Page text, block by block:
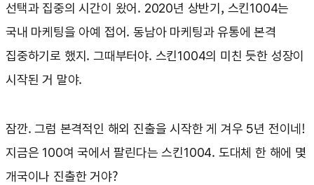
선택과 집중의 시간이 왔어. 2020년 상반기, 스킨1004는
국내 마케팅을 아예 접어. 동남아 마케팅과 유통에 본격
집중하기로 했지. 그때부터야. 스킨1004의 미친 듯한 성장이
시작된 거 말야.
잠깐. 그럼 본격적인 해외 진출을 시작한 게 겨우 5년 전이네!
지금은 100여 국에서 팔린다는 스킨1004. 도대체 한 해에 몇
개국이나 진출한 거야?